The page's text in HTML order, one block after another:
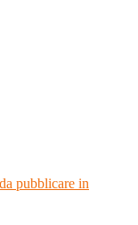
pubblicare in